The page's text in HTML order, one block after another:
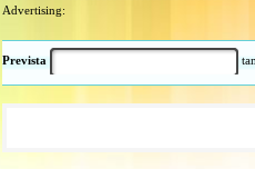
Advertising:
Prevista